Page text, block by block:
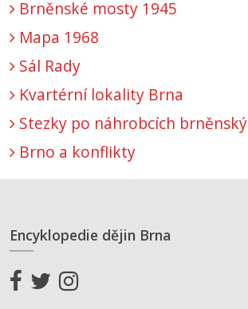
Brněnské mosty 1945
Mapa 1968
Sál Rady
Kvartérní lokality Brna
Stezky po náhrobcích
Brno a konflikty
Encyklopedie dějin Brna